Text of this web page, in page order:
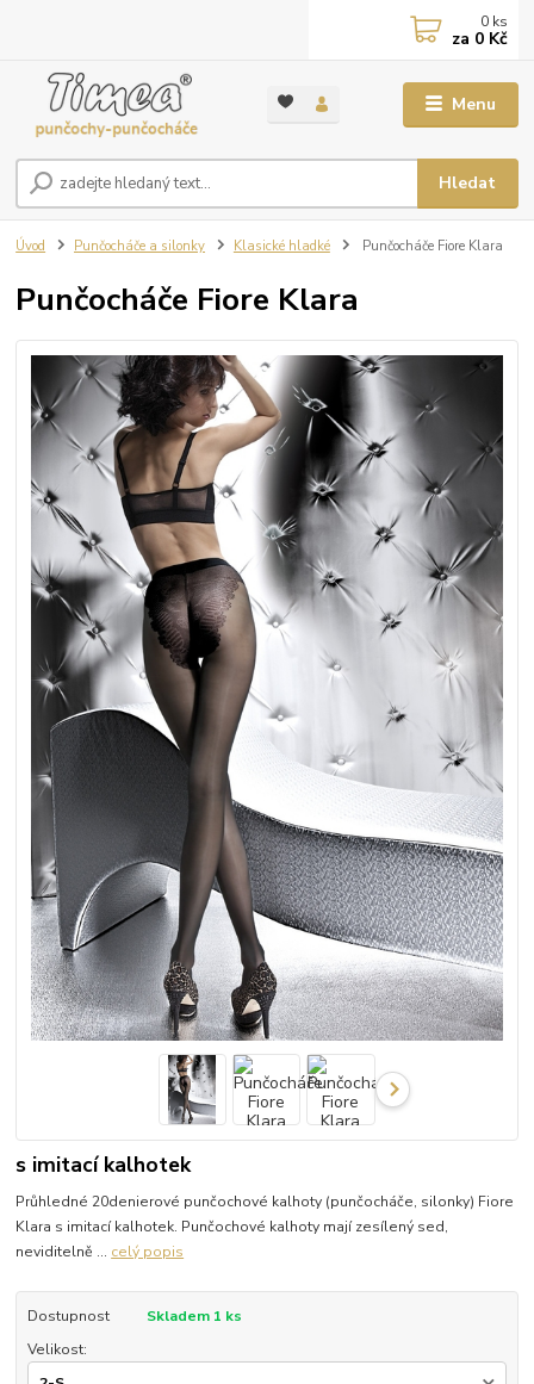
Menu
Hledat
0 ks
za 0 Kč
Úvod Punčocháče a silonky Klasické hladké Punčocháče Fiore Klara
Punčocháče Fiore Klara
s imitací kalhotek
Průhledné 20denierové punčochové kalhoty (punčocháče, silonky) Fiore
Klara s imitací kalhotek. Punčochové kalhoty mají zesílený sed,
neviditelně ... celý popis
Dostupnost
Skladem 1 ks
Velikost: